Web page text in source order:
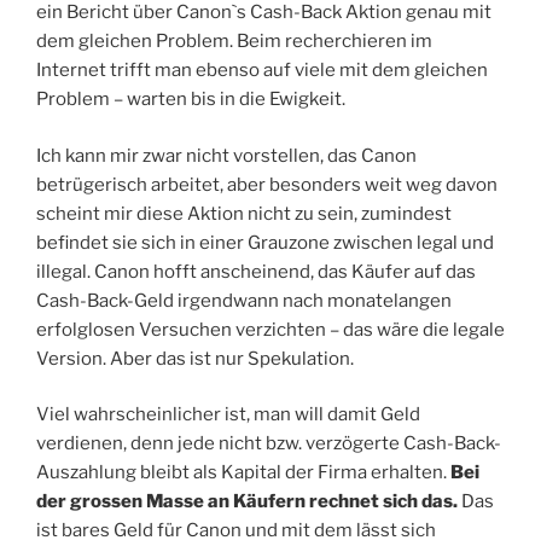
ein Bericht über Canon`s Cash-Back Aktion genau mit
dem gleichen Problem. Beim recherchieren im
Internet trifft man ebenso auf viele mit dem gleichen
Problem – warten bis in die Ewigkeit.
Ich kann mir zwar nicht vorstellen, das Canon
betrügerisch arbeitet, aber besonders weit weg davon
scheint mir diese Aktion nicht zu sein, zumindest
befindet sie sich in einer Grauzone zwischen legal und
illegal. Canon hofft anscheinend, das Käufer auf das
Cash-Back-Geld irgendwann nach monatelangen
erfolglosen Versuchen verzichten – das wäre die legale
Version. Aber das ist nur Spekulation.
Viel wahrscheinlicher ist, man will damit Geld
verdienen, denn jede nicht bzw. verzögerte Cash-Back-
Auszahlung bleibt als Kapital der Firma erhalten. Bei
der grossen Masse an Käufern rechnet sich das. Das
ist bares Geld für Canon und mit dem lässt sich